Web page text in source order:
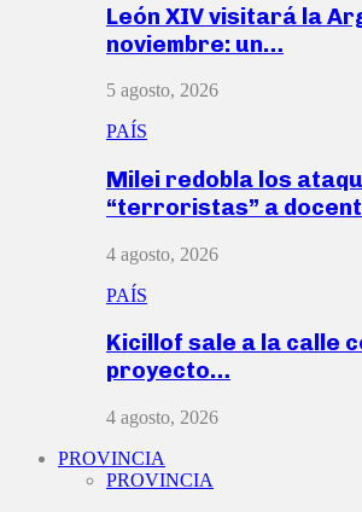
León XIV visitará la
noviembre: un…
5 agosto, 2026
PAÍS
Milei redobla los
“terroristas” a
4 agosto, 2026
PAÍS
Kicillof sale a la calle
proyecto…
4 agosto, 2026
PROVINCIA
PROVINCIA